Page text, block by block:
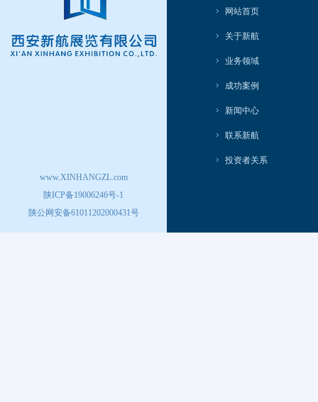
www.XINHANGZL.com
陕ICP备19006246号-1
陕公网安备61011202000431号
网站首页
关于新航
业务领域
成功案例
新闻中心
联系新航
投资者关系